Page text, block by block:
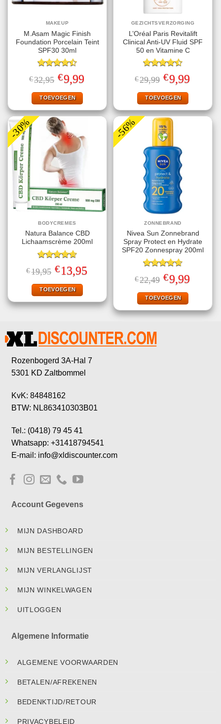
MAKEUP
M.Asam Magic Finish
Foundation Porcelain Teint
SPF30 30ml
Gewaardeerd
4.50uit 5
€32,95 Oorspronkelijke
prijs
was:
€32,95.
€9,99Huidige
prijs
TOEVOEGEN
GEZICHTSVERZORGING
L’Oréal Paris Revitalift
Clinical Anti-UV Fluid SPF
50 en Vitamine C
Gewaardeerd
4.50uit 5
€29,99 Oorspronkelijke
prijs
was:
€29,99.
€9,99Huidige
prijs
TOEVOEGEN
-30%
BODYCREMES
Natura Balance CBD
Lichaamscrème 200ml
Gewaardeerd
4.67uit 5
€19,95 Oorspronkelijke
prijs
was:
€19,95.
€13,95prijs
TOEVOEGEN
-56%
ZONNEBRAND
Nivea Sun Zonnebrand
Spray Protect en Hydrate
SPF20 Zonnespray 200ml
Gewaardeerd
4.67uit 5
€22,49 Oorspronkelijke
prijs
was:
€22,49.
€9,99Huidige
prijs
TOEVOEGEN
Rozenbogerd 3A-Hal 7
5301 KD Zaltbommel
KvK: 84848162
BTW: NL863410303B01
Tel.: (0418) 79 45 41
Whatsapp: +31418794541
E-mail: info@xldiscounter.com
Account Gegevens
MIJN DASHBOARD
MIJN BESTELLINGEN
MIJN VERLANGLIJST
MIJN WINKELWAGEN
UITLOGGEN
Algemene Informatie
ALGEMENE VOORWAARDEN
BETALEN/AFREKENEN
BEDENKTIJD/RETOUR
PRIVACYBELEID